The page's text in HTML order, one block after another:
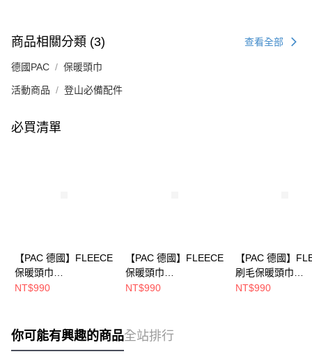
商品相關分類 (3) 查看全部
德國PAC 保暖頭巾
活動商品 登山必備配件
必買清單
【PAC 德國】FLEECE
保暖頭巾
(PAC8868435春暖花
NT$990
【PAC 德國】FLEECE
保暖頭巾
(PAC8868457星光叢
NT$990
【PAC 德國】
刷毛保暖頭巾
(PAC8868364空
NT$990
你可能有興趣的商品全站排行